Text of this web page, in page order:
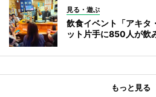
見る・遊ぶ
飲食イベント「アキ
ット片手に850人が飲
もっと見る